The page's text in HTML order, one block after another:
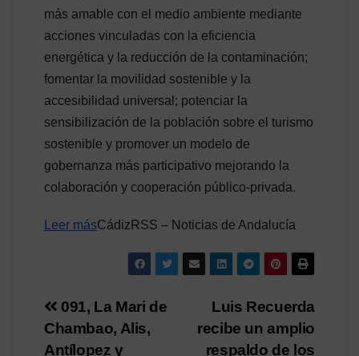
más amable con el medio ambiente mediante
acciones vinculadas con la eficiencia
energética y la reducción de la contaminación;
fomentar la movilidad sostenible y la
accesibilidad universal; potenciar la
sensibilización de la población sobre el turismo
sostenible y promover un modelo de
gobernanza más participativo mejorando la
colaboración y cooperación público-privada.
Leer másCádizRSS – Noticias de Andalucía
Navegación
de
Luis Recuerda
recibe un amplio
respaldo de los
091, La Mari de
Chambao, Alis,
Antílopez y